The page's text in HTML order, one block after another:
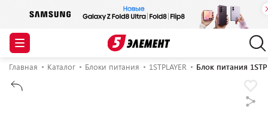
Главная Каталог Блоки питания 1STPLAYER Блок питания